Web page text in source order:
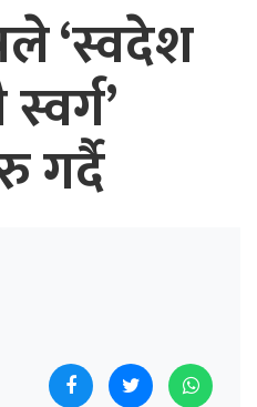
‘स्वदेश
गर्दै